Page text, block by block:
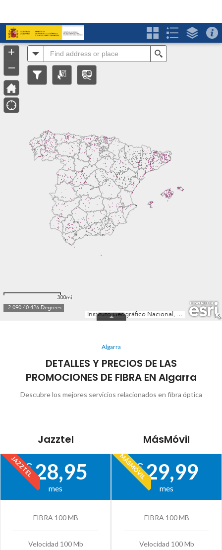
Algarra
DETALLES Y PRECIOS DE LAS
PROMOCIONES DE FIBRA EN Algarra
Descubre los mejores servicios relacionados en fibra óptica
Jazztel
JAZZTEL
€28,95
mes
FIBRA 100 MB
Velocidad 100 Mb
MásMóvil
MÁSMÓVIL
€29,99
mes
FIBRA 100 MB
Velocidad 100 Mb